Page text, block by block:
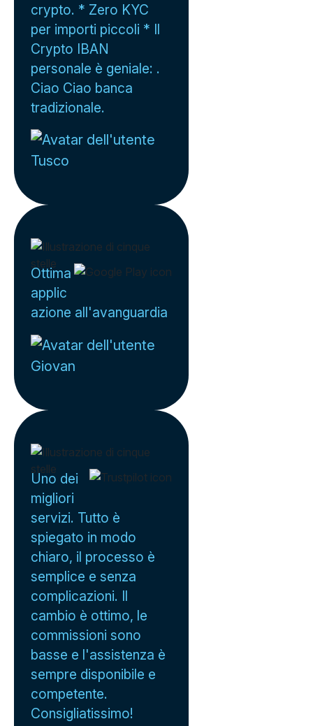
crypto. * Zero KYC
per importi piccoli * Il
Crypto IBAN
personale è geniale: .
Ciao Ciao banca
tradizionale.
Tusco
Ottima
applic
azione all'avanguardia
Giovan
Uno dei
migliori
servizi. Tutto è
spiegato in modo
chiaro, il processo è
semplice e senza
complicazioni. Il
cambio è ottimo, le
commissioni sono
basse e l'assistenza è
sempre disponibile e
competente.
Consigliatissimo!